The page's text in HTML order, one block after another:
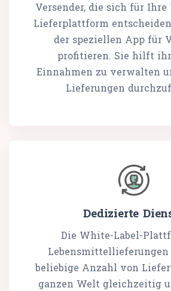
Versender, die sich für Ihre
Lieferplattform
der speziellen App für
profitieren. Sie hilft
Einnahmen zu verwalten
Lieferungen
Dedizierte
Die White-Label-
beliebige Anzahl von
ganzen Welt gleichzeitig